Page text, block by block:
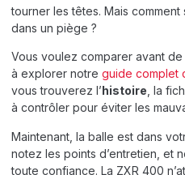
tourner les têtes. Mais
dans un piège ?
Vous voulez comparer avant
à explorer notre guide complet
vous trouverez l’ histoire, la
à contrôler pour éviter les
Maintenant, la balle est dans
notez les points d’entretien, et
toute confiance. La ZXR 400